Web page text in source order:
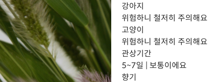
강아지
위험하니 철저히 주의해요
고양이
위험하니 철저히 주의해요
관상기간
5~7일 | 보통이에요
향기